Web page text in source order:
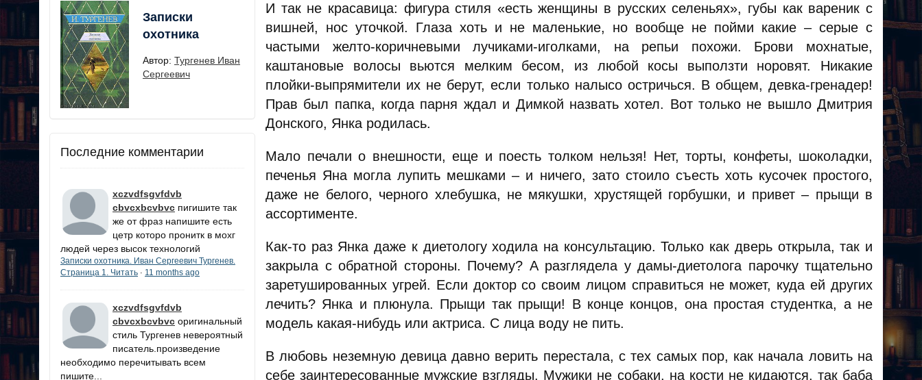
Записки
охотника
Автор: Тургенев Иван
Сергеевич
Последние комментарии
xczvdfsgvfdvb
cbvcxbcvbvc пигишите так
же от фраз напишите есть
цетр которо пронитк в мохг
людей через высок технологий
Записки охотника. Иван Сергеевич Тургенев.
Страница 1. Читать · 11 months ago
xczvdfsgvfdvb
cbvcxbcvbvc оригинальный
стиль Тургенев невероятный
писатель.произведение
необходимо перечитывать всем
пишите...
И так не красавица: фигура стиля «есть женщины в русских селеньях», губы как вареник с
вишней, нос уточкой. Глаза хоть и не маленькие, но вообще не пойми какие – серые с
частыми желто-коричневыми лучиками-иголками, на репьи похожи. Брови мохнатые,
каштановые волосы вьются мелким бесом, из любой косы выползти норовят. Никакие
плойки-выпрямители их не берут, если только налысо остричься. В общем, девка-гренадер!
Прав был папка, когда парня ждал и Димкой назвать хотел. Вот только не вышло Дмитрия
Донского, Янка родилась.
Мало печали о внешности, еще и поесть толком нельзя! Нет, торты, конфеты, шоколадки,
печенья Яна могла лупить мешками – и ничего, зато стоило съесть хоть кусочек простого,
даже не белого, черного хлебушка, не мякушки, хрустящей горбушки, и привет – прыщи в
ассортименте.
Как-то раз Янка даже к диетологу ходила на консультацию. Только как дверь открыла, так и
закрыла с обратной стороны. Почему? А разглядела у дамы-диетолога парочку тщательно
заретушированных угрей. Если доктор со своим лицом справиться не может, куда ей других
лечить? Янка и плюнула. Прыщи так прыщи! В конце концов, она простая студентка, а не
модель какая-нибудь или актриса. С лица воду не пить.
В любовь неземную девица давно верить перестала, с тех самых пор, как начала ловить на
себе заинтересованные мужские взгляды. Мужики не собаки, на кости не кидаются, так баба